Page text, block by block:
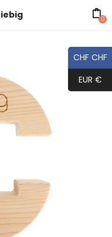
0
CHF CHF
EUR €